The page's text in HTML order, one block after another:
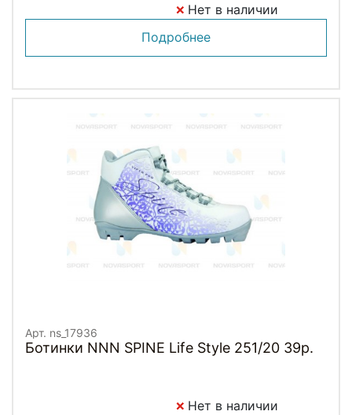
Нет в наличии
Подробнее
Арт. ns_17936
Ботинки NNN SPINE Life Style 251/20 39р.
Нет в наличии